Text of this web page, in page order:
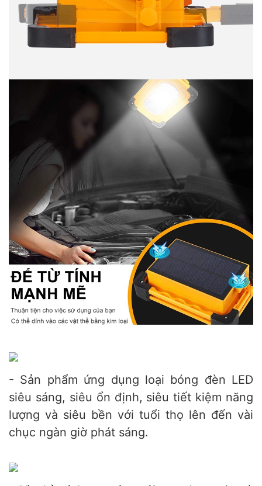
- Sản phẩm ứng dụng loại bóng đèn LED
siêu sáng, siêu ổn định, siêu tiết kiệm năng
lượng và siêu bền với tuổi thọ lên đến vài
chục ngàn giờ phát sáng.